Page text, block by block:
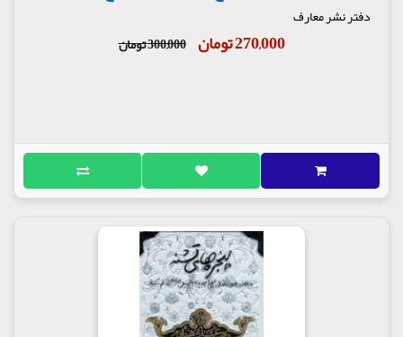
دفتر نشر معارف
270,000 تومان 300,000 تومان